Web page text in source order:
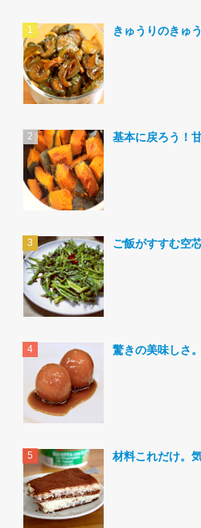
きゅうりのきゅ
基本に戻ろう！
ご飯がすすむ空
驚きの美味しさ
材料これだけ。